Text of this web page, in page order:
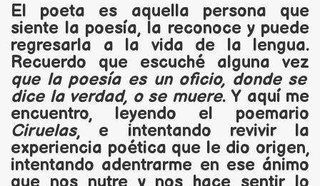
El poeta es aquella persona que
siente la poesía, la reconoce y puede
regresarla a la vida de la lengua.
Recuerdo que escuché alguna vez
que la poesía es un oficio, donde se
dice la verdad, o se muere. Y aquí me
encuentro, leyendo el poemario
Ciruelas, e intentando revivir la
experiencia poética que le dio origen,
intentando adentrarme en ese ánimo